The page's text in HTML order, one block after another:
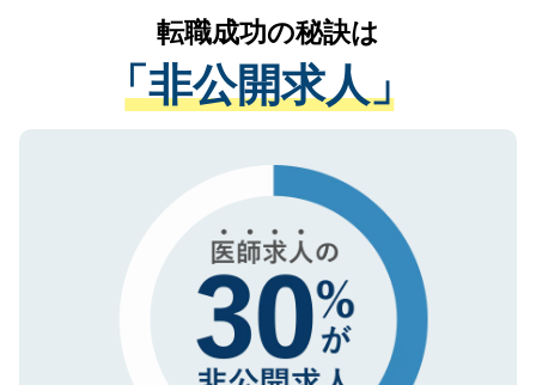
は、個人情報の取り扱いについての厳密な
管理基準を満たした事業者のみに付与され
る、プライバシーマークを取得済みです。
ご登録いただいた個人情報は、SSL（デー
で、機密保持に関してもご安心ください。
かがいして、現在の医療機関の状況や紹介
経験をまじえながら、適切なアドバイスを
させていただきます。すぐにご転職をされ
ない方には、長期的なサポートが可能です
ので、まずはご登録ください。
転職成功の秘訣は
「非公開求人」